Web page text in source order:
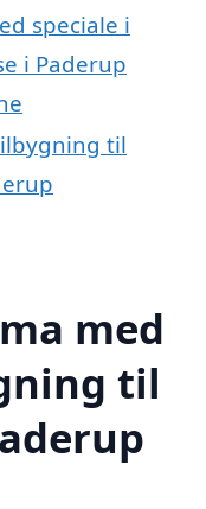
speciale i
i Paderup
til
med
til